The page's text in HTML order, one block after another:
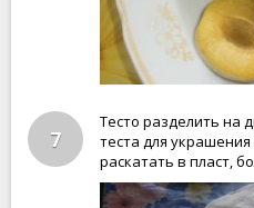
7
Тесто разделить на
теста для
раскатать в пласт,